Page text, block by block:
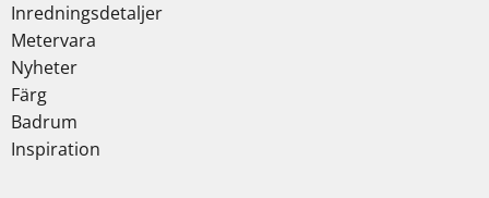
Inredningsdetaljer
Metervara
Nyheter
Färg
Badrum
Inspiration